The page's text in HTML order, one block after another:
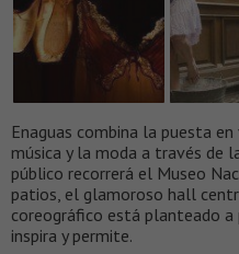
Enaguas combina la puesta
música y la moda a través de
público recorrerá el Museo
patios, el glamoroso hall
coreográfico está planteado
inspira y permite.